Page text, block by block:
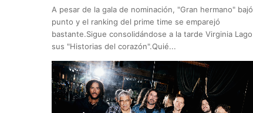
A pesar de la gala de nominación, "Gran hermano"
punto y el ranking del prime time se emparejó
bastante.Sigue consolidándose a la tarde Virginia
sus "Historias del corazón".Quié...